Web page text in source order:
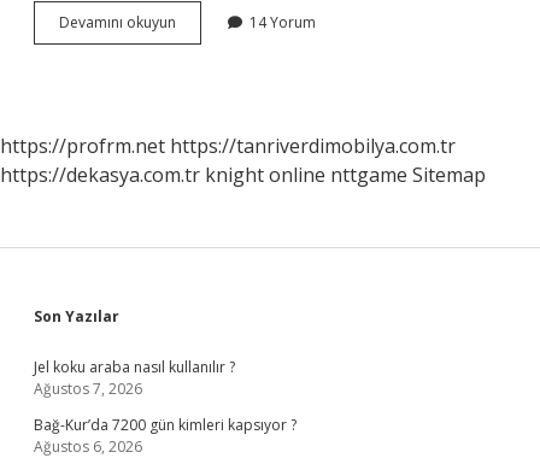
Devamını okuyun
Sultan
14 Yorum
https://profrm.net https://tanriverdimobilya.com.tr
https://dekasya.com.tr knight online nttgame Sitemap
Sidebar
Son Yazılar
Jel koku araba nasıl kullanılır ?
Ağustos 7, 2026
Bağ-Kur’da 7200 gün kimleri kapsıyor ?
Ağustos 6, 2026